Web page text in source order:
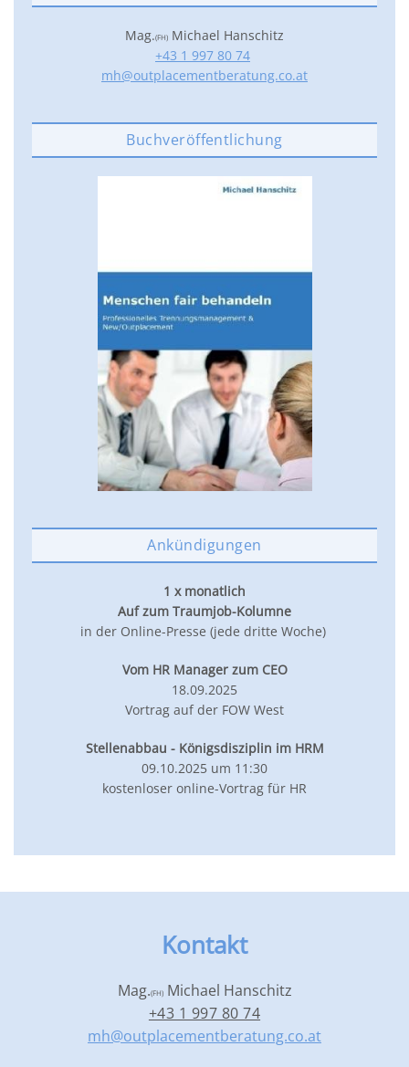
Mag.(FH) Michael Hanschitz
+43 1 997 80 74
mh@outplacementberatung.co.at
Buchveröffentlichung
Ankündigungen
1 x monatlich
Auf zum Traumjob-Kolumne
in der Online-Presse (jede dritte Woche)
Vom HR Manager zum CEO
18.09.2025
Vortrag auf der FOW West
Stellenabbau - Königsdisziplin im HRM
09.10.2025 um 11:30
kostenloser online-Vortrag für HR
Kontakt
Mag.(FH)Michael Hanschitz
+43 1 997 80 74
mh@outplacementberatung.co.at